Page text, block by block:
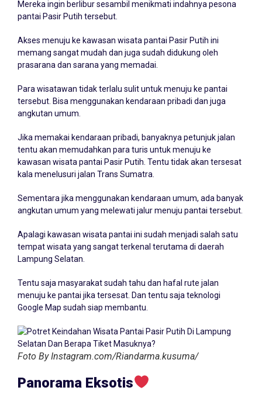
Mereka ingin berlibur sesambil menikmati indahnya pesona
pantai Pasir Putih tersebut.
Akses menuju ke kawasan wisata pantai Pasir Putih ini
memang sangat mudah dan juga sudah didukung oleh
prasarana dan sarana yang memadai.
Para wisatawan tidak terlalu sulit untuk menuju ke pantai
tersebut. Bisa menggunakan kendaraan pribadi dan juga
angkutan umum.
Jika memakai kendaraan pribadi, banyaknya petunjuk jalan
tentu akan memudahkan para turis untuk menuju ke
kawasan wisata pantai Pasir Putih. Tentu tidak akan tersesat
kala menelusuri jalan Trans Sumatra.
Sementara jika menggunakan kendaraan umum, ada banyak
angkutan umum yang melewati jalur menuju pantai tersebut.
Apalagi kawasan wisata pantai ini sudah menjadi salah satu
tempat wisata yang sangat terkenal terutama di daerah
Lampung Selatan.
Tentu saja masyarakat sudah tahu dan hafal rute jalan
menuju ke pantai jika tersesat. Dan tentu saja teknologi
Google Map sudah siap membantu.
Foto By Instagram.com/Riandarma.kusuma/
Panorama Eksotis